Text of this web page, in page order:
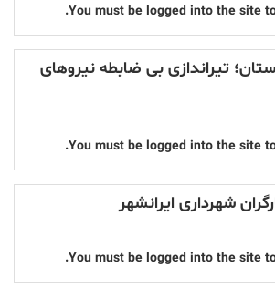
You must be logged into the site
تیراندازی بی ضابطه نیروهای
You must be logged into the site
شهرداری ایرانشهر
You must be logged into the site